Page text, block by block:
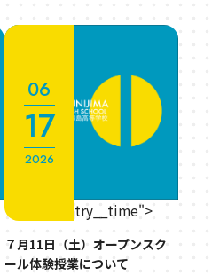
2026
06
17
" class="entry__time">
７月11日（土）オープンスク
ール体験授業について